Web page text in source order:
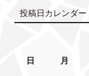
投稿日カレンダー
日 月